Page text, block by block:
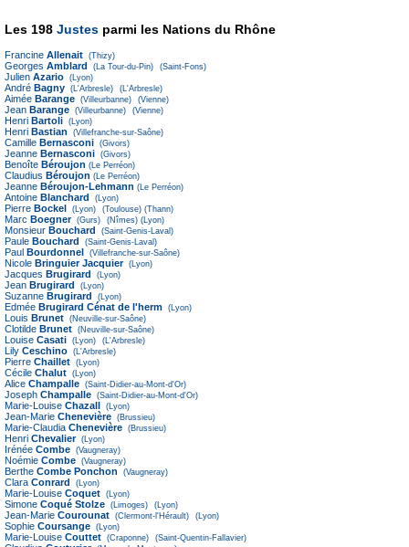
Les 198 Justes parmi les Nations du Rhône
Francine Allenait (Thizy)
Georges Amblard (La Tour-du-Pin) (Saint-Fons)
Julien Azario (Lyon)
André Bagny (L'Arbresle) (L'Arbresle)
Aimée Barange (Villeurbanne) (Vienne)
Jean Barange (Villeurbanne) (Vienne)
Henri Bartoli (Lyon)
Henri Bastian (Villefranche-sur-Saône)
Camille Bernasconi (Givors)
Jeanne Bernasconi (Givors)
Benoîte Béroujon (Le Perréon)
Claudius Béroujon (Le Perréon)
Jeanne Béroujon-Lehmann (Le Perréon)
Antoine Blanchard (Lyon)
Pierre Bockel (Lyon) (Toulouse) (Thann)
Marc Boegner (Gurs) (Nîmes) (Lyon)
Monsieur Bouchard (Saint-Genis-Laval)
Paule Bouchard (Saint-Genis-Laval)
Paul Bourdonnel (Villefranche-sur-Saône)
Nicole Bringuier Jacquier (Lyon)
Jacques Brugirard (Lyon)
Jean Brugirard (Lyon)
Suzanne Brugirard (Lyon)
Edmée Brugirard Cénat de l'herm (Lyon)
Louis Brunet (Neuville-sur-Saône)
Clotilde Brunet (Neuville-sur-Saône)
Louise Casati (Lyon) (L'Arbresle)
Lily Ceschino (L'Arbresle)
Pierre Chaillet (Lyon)
Cécile Chalut (Lyon)
Alice Champalle (Saint-Didier-au-Mont-d'Or)
Joseph Champalle (Saint-Didier-au-Mont-d'Or)
Marie-Louise Chazall (Lyon)
Jean-Marie Chenevière (Brussieu)
Marie-Claudia Chenevière (Brussieu)
Henri Chevalier (Lyon)
Irénée Combe (Vaugneray)
Noémie Combe (Vaugneray)
Berthe Combe Ponchon (Vaugneray)
Clara Conrard (Lyon)
Marie-Louise Coquet (Lyon)
Simone Coqué Stolze (Limoges) (Lyon)
Jean-Marie Courounat (Clermont-l'Hérault) (Lyon)
Sophie Coursange (Lyon)
Marie-Louise Couttet (Craponne) (Saint-Quentin-Fallavier)